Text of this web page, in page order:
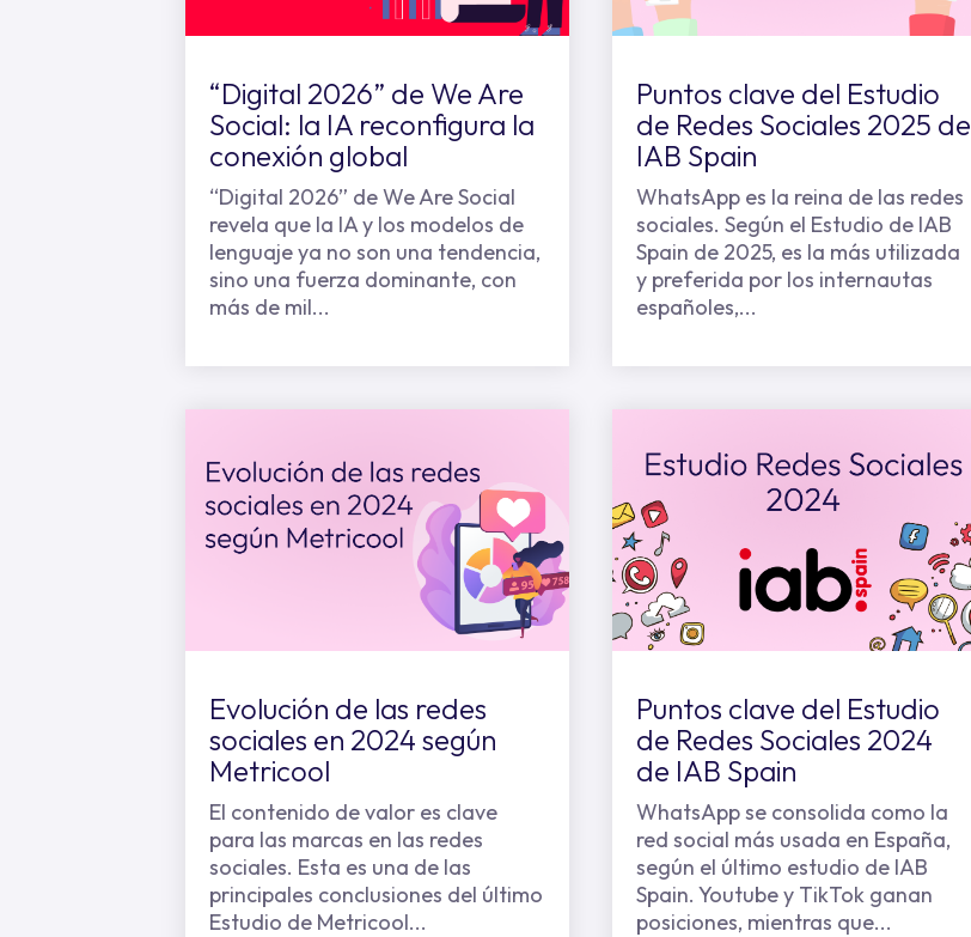
“Digital 2026” de We Are
Social: la IA reconfigura la
conexión global
“Digital 2026” de We Are Social
revela que la IA y los modelos de
lenguaje ya no son una tendencia,
sino una fuerza dominante, con
más de mil...
Puntos clave del Estudio
de Redes Sociales 2025 de
IAB Spain
WhatsApp es la reina de las redes
sociales. Según el Estudio de IAB
Spain de 2025, es la más utilizada
y preferida por los internautas
españoles,...
Evolución de las redes
sociales en 2024 según
Metricool
El contenido de valor es clave
para las marcas en las redes
sociales. Esta es una de las
principales conclusiones del último
Estudio de Metricool...
Puntos clave del Estudio
de Redes Sociales 2024
de IAB Spain
WhatsApp se consolida como la
red social más usada en España,
según el último estudio de IAB
Spain. Youtube y TikTok ganan
posiciones, mientras que...